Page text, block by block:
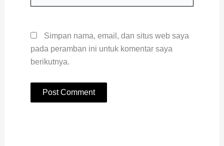
Simpan nama, email, dan situs web saya
pada peramban ini untuk komentar saya
berikutnya.